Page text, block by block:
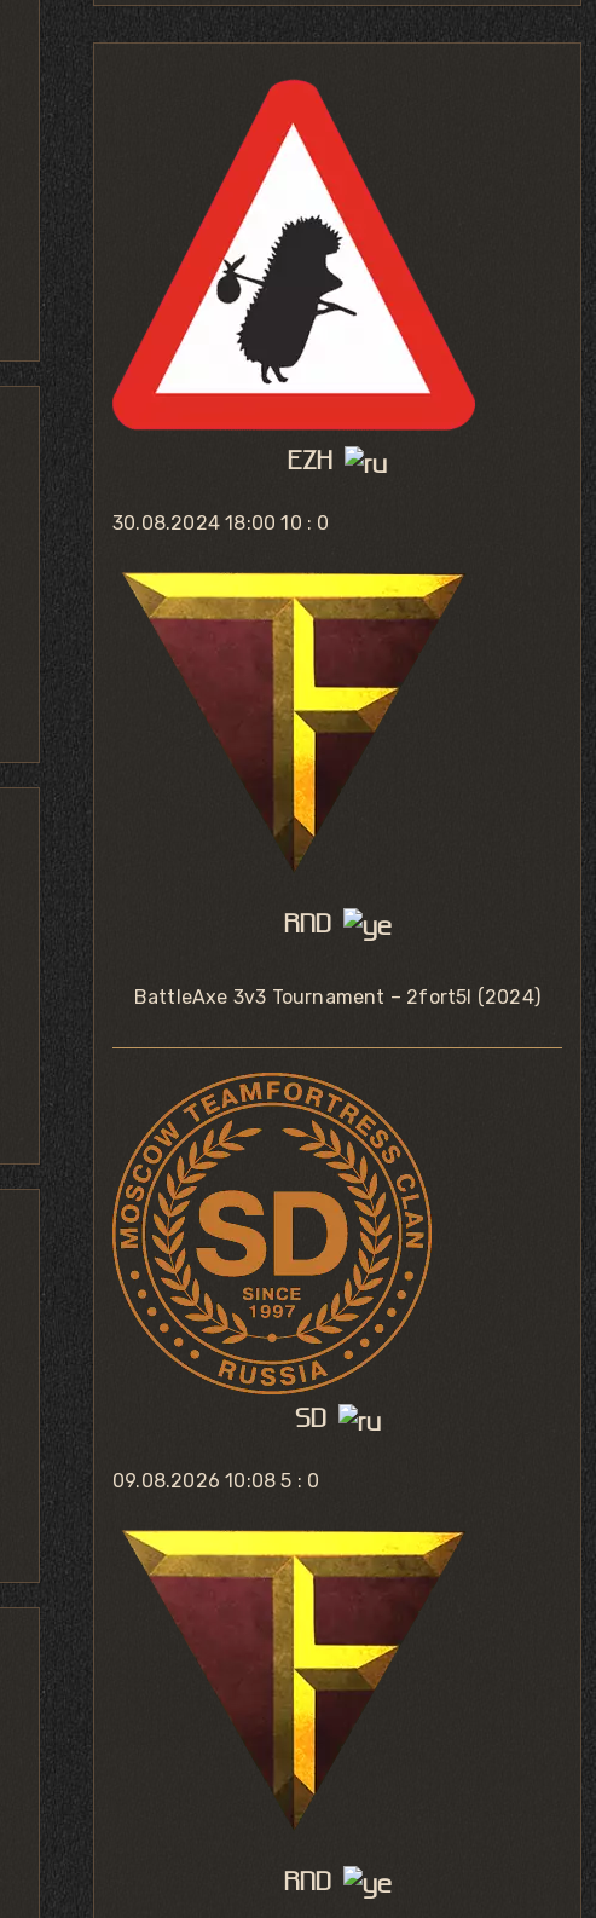
EZH
30.08.2024 18:0010 : 0
RND
BattleAxe 3v3 Tournament – 2fort5l (2024)
SD
09.08.2026 10:085 : 0
RND